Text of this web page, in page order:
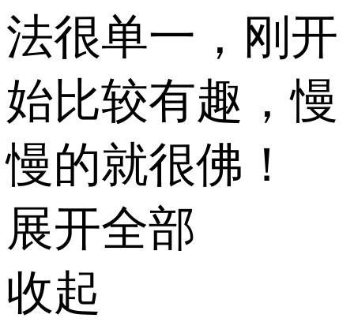
法很单一，刚开
始比较有趣，慢
慢的就很佛！
展开全部
收起